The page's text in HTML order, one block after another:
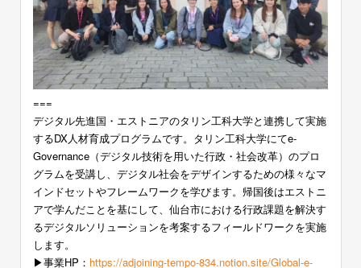
===
デジタル先進国・エストニアのタリン工科大学と連携して実施
するDX人材育成プログラムです。タリン工科大学にてe-
Governance（デジタル技術を用いた行政・社会改革）のプロ
グラムを受講し、デジタル社会をデザインするための様々なマ
インドセットやフレームワークを学びます。帰国後はエストニ
アで学んだことを基にして、仙台市における行政課題を解決す
るデジタルソリューションを考案するフィールドワークを実施
します。
▶︎事業HP： https://adjoining-tempo-834.notion.site/Global-e-